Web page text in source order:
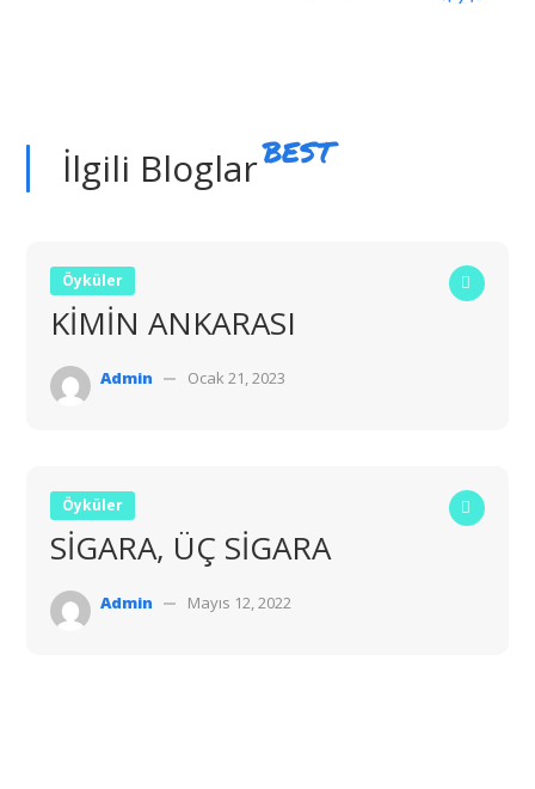
İlgili BloglarBEST
Öyküler
KİMİN ANKARASI
Admin Ocak 21, 2023
Öyküler
SİGARA, ÜÇ SİGARA
Admin Mayıs 12, 2022